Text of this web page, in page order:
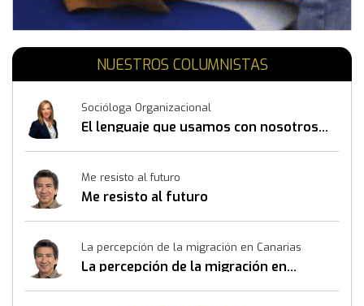
NUESTROS COLUMNISTAS
Socióloga Organizacional
El lenguaje que usamos con nosotros
Me resisto al futuro
Me resisto al futuro
La percepción de la migración en Canarias
La percepción de la migración en